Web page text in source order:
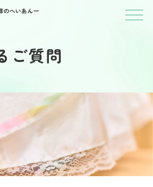
のへいあん一
ご質問